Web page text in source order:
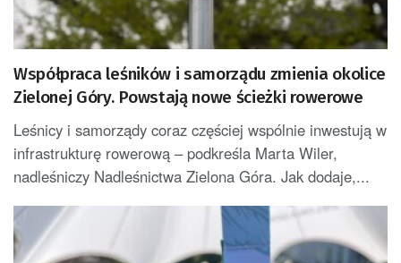
Współpraca leśników i samorządu zmienia okolice
Zielonej Góry. Powstają nowe ścieżki rowerowe
Leśnicy i samorządy coraz częściej wspólnie inwestują w
infrastrukturę rowerową – podkreśla Marta Wiler,
nadleśniczy Nadleśnictwa Zielona Góra. Jak dodaje,...